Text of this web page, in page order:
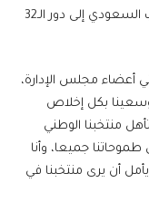
وتحمّل المسحل مسؤولية عدم تأهل المنتخب السعودي إلى دور الـ32
أعضاء مجلس الإدارة،
بكل إخلاص
منتخبنا الوطني
جميعا، وأنا
أن يرى منتخبنا في